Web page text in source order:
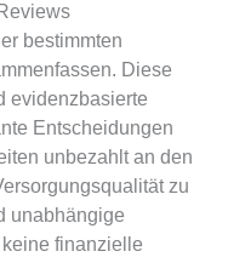
bestimmten
Diese
evidenzbasierte
Entscheidungen
unbezahlt an den
zu
unabhängige
finanzielle